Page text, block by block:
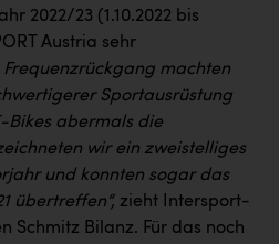
2022/23 (1.10.2022 bis
Austria sehr
Frequenzrückgang machten
Sportausrüstung
Bikes abermals die
wir ein zweistelliges
und konnten sogar das
übertreffen“, zieht Intersport-
Schmitz Bilanz. Für das noch